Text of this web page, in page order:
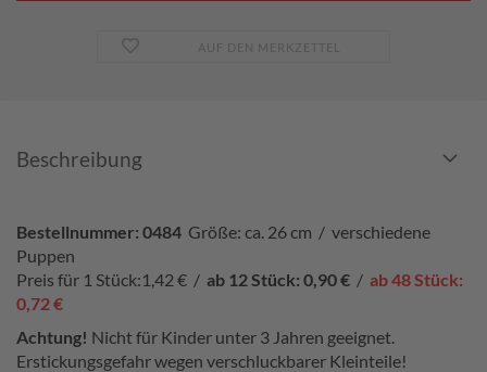
AUF DEN MERKZETTEL
Beschreibung
Bestellnummer: 0484 Größe: ca. 26 cm / verschiedene
Puppen
Preis für 1 Stück:1,42 € / ab 12 Stück: 0,90 € / ab 48 Stück:
0,72 €
Achtung! Nicht für Kinder unter 3 Jahren geeignet.
Erstickungsgefahr wegen verschluckbarer Kleinteile!